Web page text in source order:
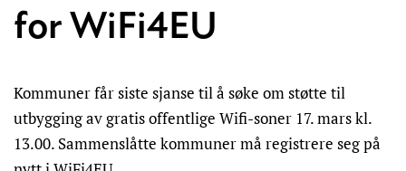
for WiFi4EU
Kommuner får siste sjanse til å søke om støtte til
utbygging av gratis offentlige Wifi-soner 17. mars kl.
13.00. Sammenslåtte kommuner må registrere seg på